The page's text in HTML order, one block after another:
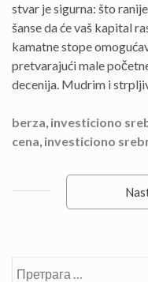
stvar je sigurna: što
šanse da će vaš kapital
kamatne stope
pretvarajući male
decenija. Mudrim i
berza, investiciono
cena, investiciono